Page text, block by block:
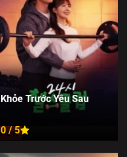
New
Khỏe Trước Yêu Sau
0 / 5